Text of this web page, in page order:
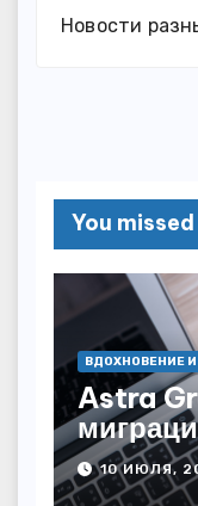
Новости
You missed
ВДОХНОВЕНИЕ
Astra
как10 ИЮЛЯ,